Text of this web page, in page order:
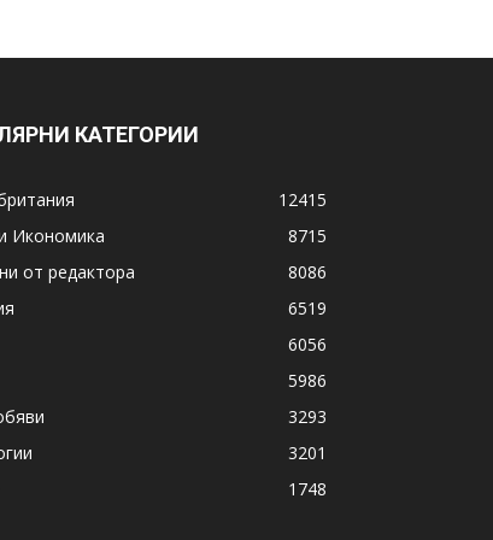
КАТЕГОРИИ
12415
Икономика
8715
от редактора
8086
6519
6056
5986
3293
3201
1748